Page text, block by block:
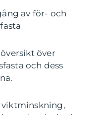
av för- och
över
och dess
viktminskning,